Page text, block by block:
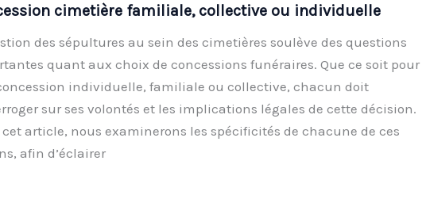
cimetière familiale, collective ou individuelle
des sépultures au sein des cimetières soulève des questions
quant aux choix de concessions funéraires. Que ce soit pour
individuelle, familiale ou collective, chacun doit
sur ses volontés et les implications légales de cette décision.
cet article, nous examinerons les spécificités de chacune de ces
afin d’éclairer